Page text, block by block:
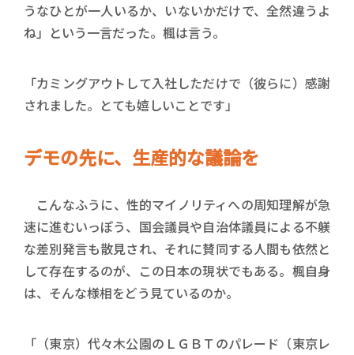
うなひとが一人いるか、いないかだけで、全然違うよ
ね」という一言だった。楓は言う。
「カミングアウトして入社しただけで（彼らに）感謝
されました。とても嬉しいことです」
デモの先に、生産的な議論を
こんなふうに、性的マイノリティへの周知理解が急
速に進むいっぽう、国会議員や自治体議員による不躾
な差別発言も散見され、それに賛同する人間も依然と
して存在するのが、この日本の現状でもある。楓自身
は、そんな様相をどう見ているのか。
「（東京）代々木公園のＬＧＢＴのパレード（東京レ